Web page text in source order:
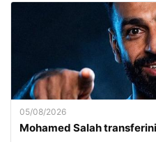
05/08/2026
Mohamed Salah